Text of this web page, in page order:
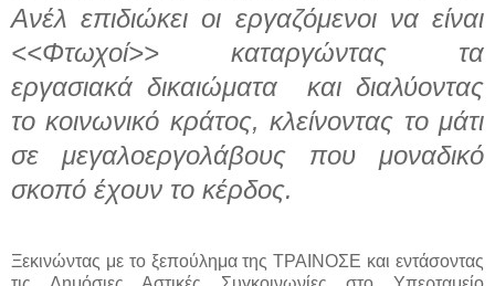
Ανέλ επιδιώκει οι εργαζόμενοι να είναι
<<Φτωχοί>> καταργώντας τα
εργασιακά δικαιώματα και διαλύοντας
το κοινωνικό κράτος, κλείνοντας το μάτι
σε μεγαλοεργολάβους που μοναδικό
σκοπό έχουν το κέρδος.
Ξεκινώντας με το ξεπούλημα της ΤΡΑΙΝΟΣΕ και εντάσοντας